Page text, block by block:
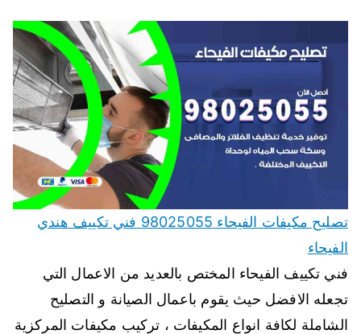
تصليح مكيفات الفيحاء 98025055 فني تكييف هندي
الفيحاء
فني تكييف الفيحاء المختص بالعديد من الاعمال التي
تجعله الافضل حيث يقوم باعمال الصيانة و التصليح
الشاملة لكافة انواع المكيفات ، تركيب مكيفات المركزية